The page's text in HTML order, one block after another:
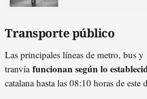
Transporte público
Las principales líneas de metro, bus y
tranvía funcionan según lo
catalana hasta las 08:10 horas de este